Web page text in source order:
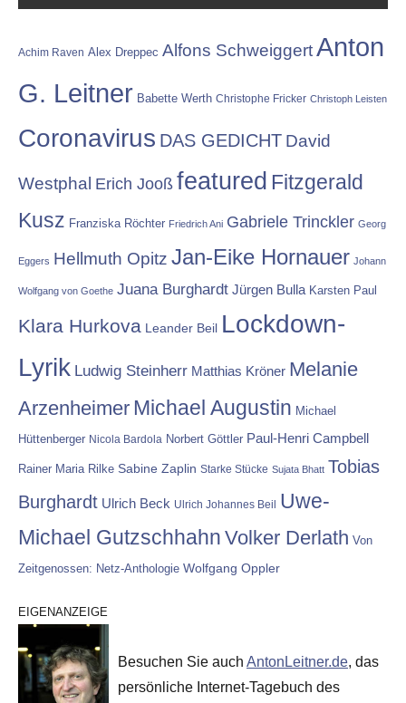
Achim Raven Alex Dreppec Alfons SchweiggertAnton
G. Leitner Babette Werth Christophe Fricker Christoph Leisten
Coronavirus DAS GEDICHT David
Westphal Erich Jooß featured Fitzgerald
Kusz Franziska Röchter Friedrich Ani Gabriele Trinckler Georg
Eggers Hellmuth Opitz Jan-Eike Hornauer Johann
Wolfgang von Goethe Juana Burghardt Jürgen Bulla Karsten Paul
Klara Hurkova Leander Beil Lockdown-
Lyrik Ludwig Steinherr Matthias Kröner Melanie
Arzenheimer Michael Augustin Michael
Hüttenberger Nicola Bardola Norbert Göttler Paul-Henri Campbell
Rainer Maria Rilke Sabine Zaplin Starke Stücke Sujata Bhatt Tobias
Burghardt Ulrich Beck Ulrich Johannes Beil Uwe-
Michael Gutzschhahn Volker Derlath Von
Zeitgenossen: Netz-Anthologie Wolfgang Oppler
EIGENANZEIGE
Besuchen Sie auch AntonLeitner.de, das
persönliche Internet-Tagebuch des